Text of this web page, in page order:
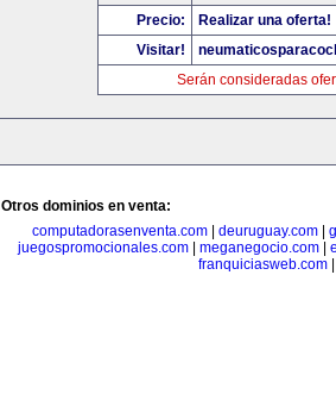
Precio:
Realizar una oferta!
Visitar!
Serán consideradas
Otros dominios en venta:
computadorasenventa.com| deuruguay.com|
juegospromocionales.com
meganegocio.com
franquiciasweb.com|